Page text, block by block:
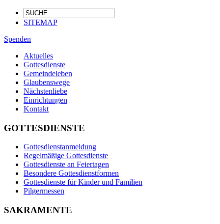
SITEMAP
Spenden
Aktuelles
Gottesdienste
Gemeindeleben
Glaubenswege
Nächstenliebe
Einrichtungen
Kontakt
GOTTESDIENSTE
Gottesdienstanmeldung
Regelmäßige Gottesdienste
Gottesdienste an Feiertagen
Besondere Gottesdienstformen
Gottesdienste für Kinder und Familien
Pilgermessen
SAKRAMENTE